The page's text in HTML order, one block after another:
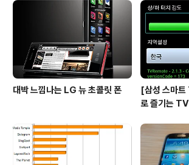
대박 느낌나는 LG 뉴 초콜릿 폰
[삼성 스마
로 즐기는